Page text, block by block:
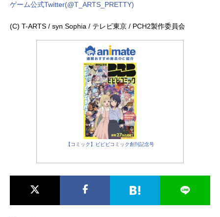
ゲーム公式Twitter(@T_ARTS_PRETTY)
(C) T-ARTS / syn Sophia / テレビ東京 / PCH2製作委員会
【コミック】ビビビコミック創刊記念号